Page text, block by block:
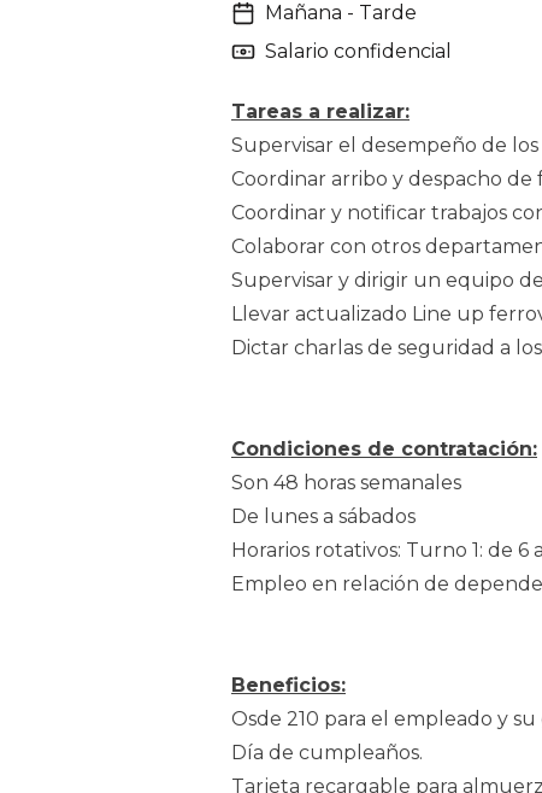
Mañana - Tarde
Salario confidencial
Tareas a realizar:
Supervisar el desempeño de
Coordinar arribo y despacho de
Coordinar y notificar trabajos
Colaborar con otros
Supervisar y dirigir un equipo
Llevar actualizado Line up
Dictar charlas de seguridad a
Condiciones de contratación:
Son 48 horas semanales
De lunes a sábados
Horarios rotativos: Turno 1: de 6
Empleo en relación de
Beneficios:
Osde 210 para el empleado y
Día de cumpleaños.
Tarjeta recargable para